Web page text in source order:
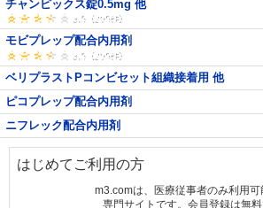
チャンピックス錠0.5mg 他
モビプレップ配合内用剤
ベリプラストPコンビセット組織接着用 他
ピコプレップ配合内用剤
ニフレック配合内用剤
はじめてご利用の方
m3.comは、医療従事者のみ利用可
専門サイトです。会員登録は無料